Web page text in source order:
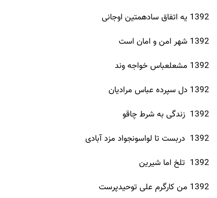
1392 یه اتفاق سادهمتین اوجانی
1392 شهر امن و امان است
1392 مشعلعباس خواجه وند
1392 دل سپرده عباس مرادیان
1392 زندگی به شرط چاقو
1392 دربست تا لواسونجواد مزد آبادی
1392 تلخ اما شیرین
1392 من کارگرم علی توحیدپرست